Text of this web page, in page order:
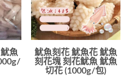
魚
魷魚刻花 魷魚花 魷魚
刻花塊 刻花魷魚 魷魚
切花 (1000g/包)